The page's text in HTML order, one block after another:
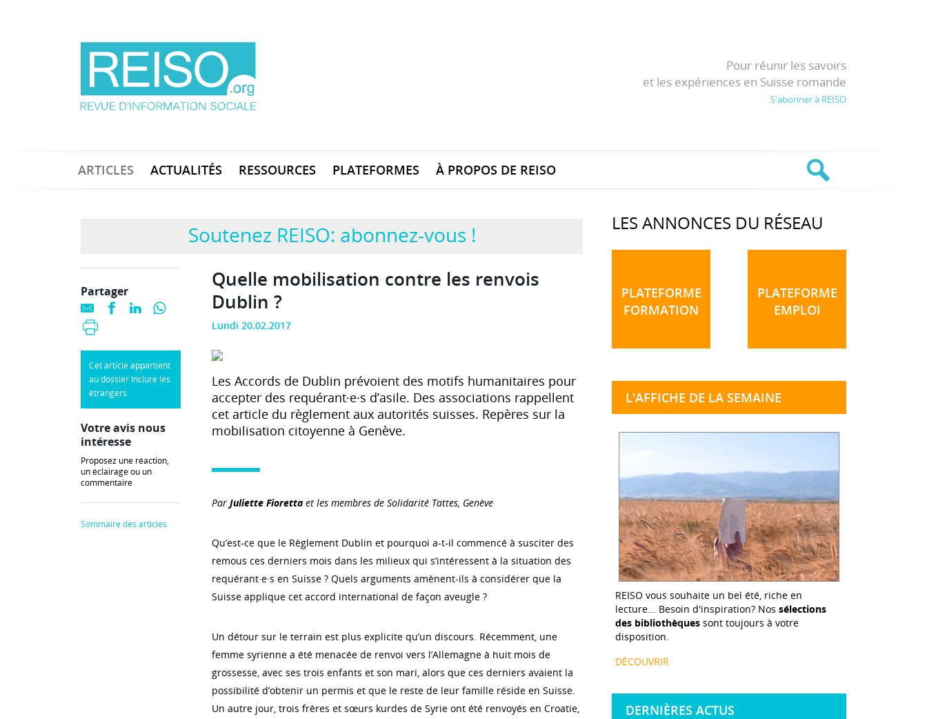
Pour réunir les savoirs
et les expériences en Suisse romande
S'abonner à REISO
ARTICLES ACTUALITÉS RESSOURCES PLATEFORMES À PROPOS DE REISO
Soutenez REISO: abonnez-vous !
Quelle mobilisation contre les renvois
Dublin ?
Lundi 20.02.2017
Les Accords de Dublin prévoient des motifs humanitaires pour
accepter des requérant·e·s d’asile. Des associations rappellent
cet article du règlement aux autorités suisses. Repères sur la
mobilisation citoyenne à Genève.
Par Juliette Fioretta et les membres de Solidarité Tattes, Genève
Qu’est-ce que le Règlement Dublin et pourquoi a-t-il commencé à susciter des
remous ces derniers mois dans les milieux qui s’intéressent à la situation des
requérant·e·s en Suisse ? Quels arguments amènent-ils à considérer que la
Suisse applique cet accord international de façon aveugle ?
Un détour sur le terrain est plus explicite qu’un discours. Récemment, une
femme syrienne a été menacée de renvoi vers l’Allemagne à huit mois de
grossesse, avec ses trois enfants et son mari, alors que ces derniers avaient la
possibilité d’obtenir un permis et que le reste de leur famille réside en Suisse.
Un autre jour, trois frères et sœurs kurdes de Syrie ont été renvoyés en Croatie,
Partager
Cet article appartient
au dossier Inclure les
étrangers
Votre avis nous
intéresse
Proposez une réaction,
un éclairage ou un
commentaire
Sommaire des articles
LES ANNONCES DU RÉSEAU
PLATEFORME
FORMATION
PLATEFORME
EMPLOI
L'AFFICHE DE LA SEMAINE
REISO vous souhaite un bel été, riche en
lecture... Besoin d'inspiration? Nos sélections
des bibliothèques sont toujours à votre
disposition.
DÉCOUVRIR
DERNIÈRES ACTUS